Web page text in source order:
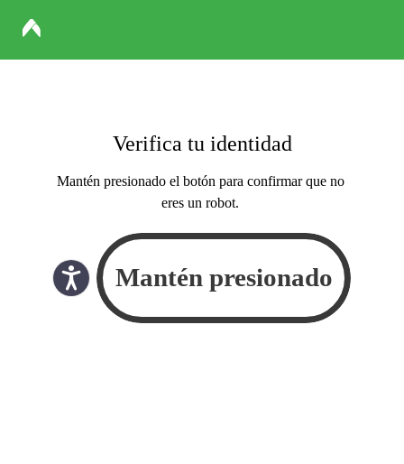
Verifica tu identidad
Mantén presionado el botón para confirmar que no
eres un robot.